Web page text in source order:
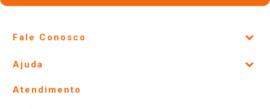
Fale Conosco
Lojas Físicas e Horários
Ofertas
Ajuda
Atendimento